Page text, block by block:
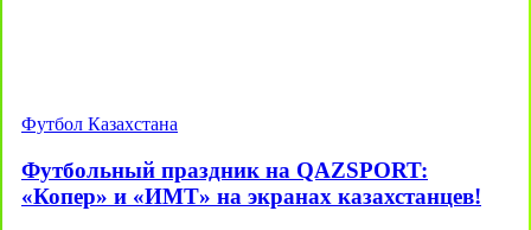
Футбол Казахстана
Футбольный праздник на QAZSPORT:
«Копер» и «ИМТ» на экранах казахстанцев!